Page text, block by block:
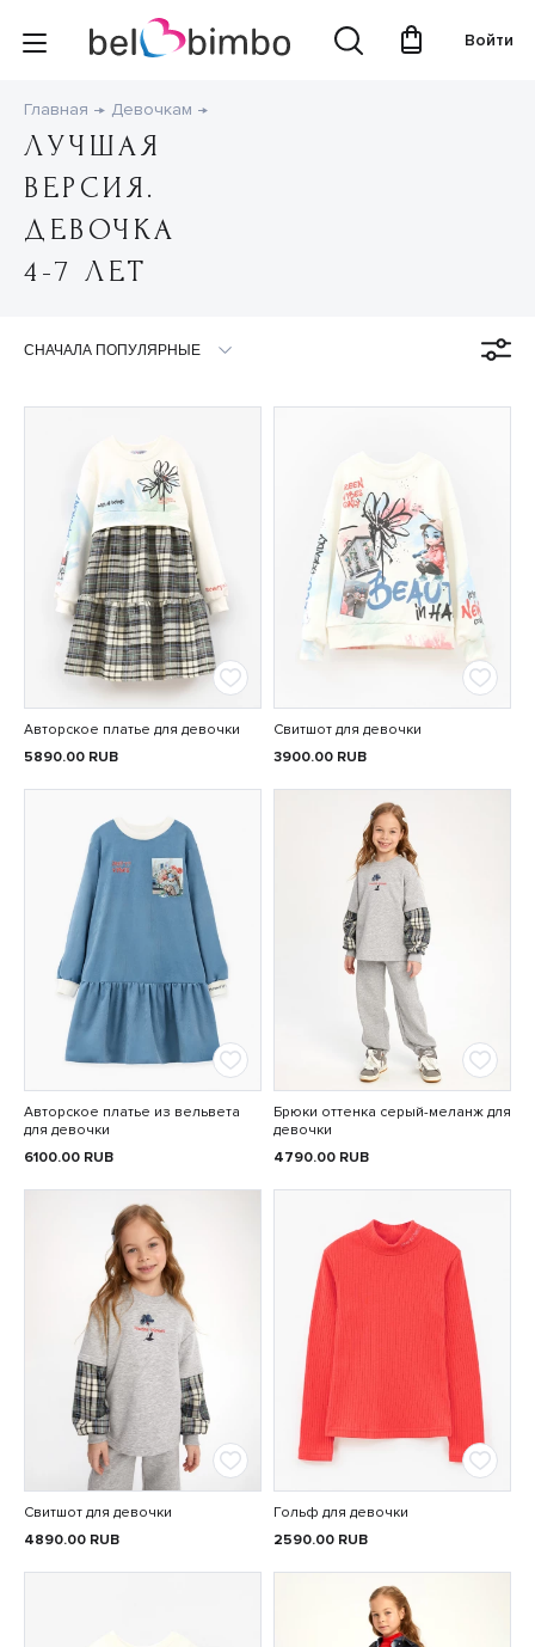
Войти
Главная Девочкам
ЛУЧШАЯ
ВЕРСИЯ.
ДЕВОЧКА
4-7 ЛЕТ
Авторское платье для девочки
5890.00 RUB
Свитшот для девочки
3900.00 RUB
Авторское платье из вельвета
для девочки
6100.00 RUB
Брюки оттенка серый-меланж для
девочки
4790.00 RUB
Свитшот для девочки
4890.00 RUB
Гольф для девочки
2590.00 RUB